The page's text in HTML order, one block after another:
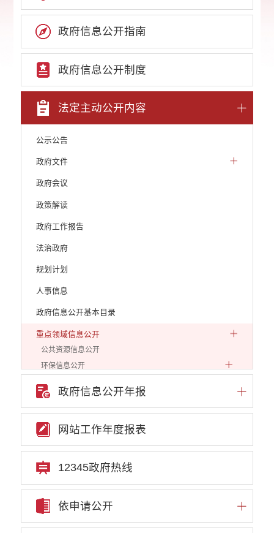
政府信息公开指南
政府信息公开制度
法定主动公开内容
公示公告
政府文件
政府会议
政策解读
政府工作报告
法治政府
规划计划
人事信息
政府信息公开基本目录
重点领域信息公开
公共资源信息公开
环保信息公开
发展和改革信息公开
教育教学信息公开
安全生产信息公开
市场监管信息公开
住建工作信息公开
文化和旅游工作信息公开
民政工作信息公开
审计结果公示
人社信息公开
政府信息公开年报
网站工作年度报表
12345政府热线
依申请公开